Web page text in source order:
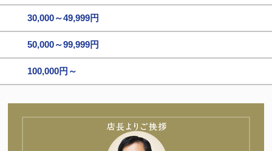
30,000～49,999円
50,000～99,999円
100,000円～